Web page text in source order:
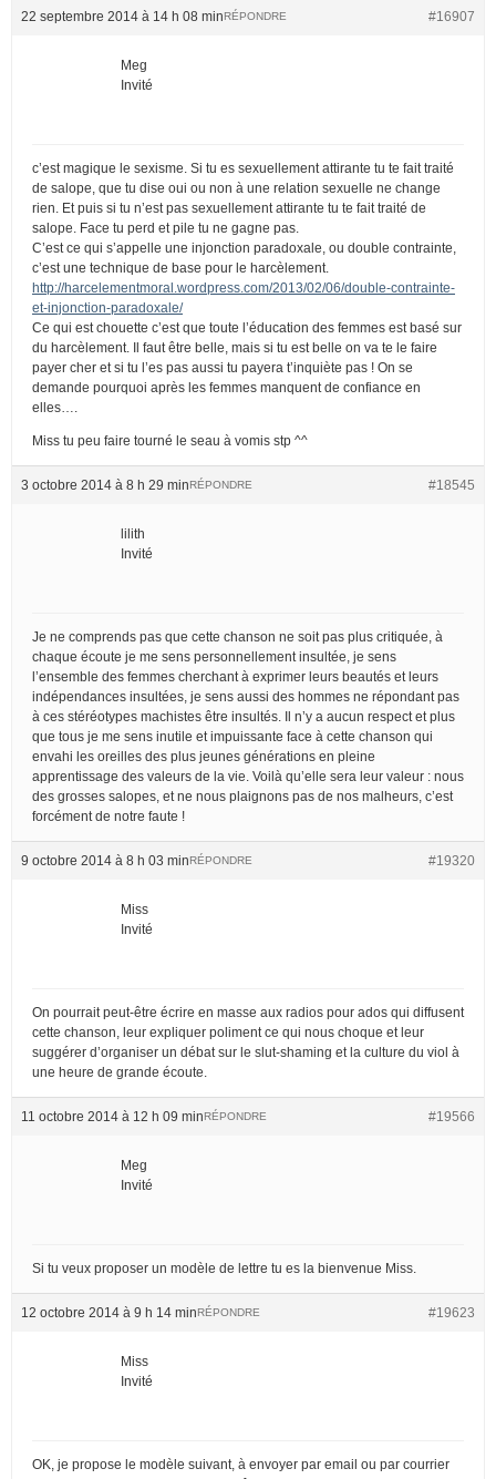
22 septembre 2014 à 14 h 08 min #16907
RÉPONDRE
Meg
Invité
c’est magique le sexisme. Si tu es sexuellement attirante tu te fait traité
de salope, que tu dise oui ou non à une relation sexuelle ne change
rien. Et puis si tu n’est pas sexuellement attirante tu te fait traité de
salope. Face tu perd et pile tu ne gagne pas.
C’est ce qui s’appelle une injonction paradoxale, ou double contrainte,
c’est une technique de base pour le harcèlement.
http://harcelementmoral.wordpress.com/2013/02/06/double-contrainte-
et-injonction-paradoxale/
Ce qui est chouette c’est que toute l’éducation des femmes est basé sur
du harcèlement. Il faut être belle, mais si tu est belle on va te le faire
payer cher et si tu l’es pas aussi tu payera t’inquiète pas ! On se
demande pourquoi après les femmes manquent de confiance en
elles….
Miss tu peu faire tourné le seau à vomis stp ^^
3 octobre 2014 à 8 h 29 min #18545
RÉPONDRE
lilith
Invité
Je ne comprends pas que cette chanson ne soit pas plus critiquée, à
chaque écoute je me sens personnellement insultée, je sens
l’ensemble des femmes cherchant à exprimer leurs beautés et leurs
indépendances insultées, je sens aussi des hommes ne répondant pas
à ces stéréotypes machistes être insultés. Il n’y a aucun respect et plus
que tous je me sens inutile et impuissante face à cette chanson qui
envahi les oreilles des plus jeunes générations en pleine
apprentissage des valeurs de la vie. Voilà qu’elle sera leur valeur : nous
des grosses salopes, et ne nous plaignons pas de nos malheurs, c’est
forcément de notre faute !
9 octobre 2014 à 8 h 03 min #19320
RÉPONDRE
Miss
Invité
On pourrait peut-être écrire en masse aux radios pour ados qui diffusent
cette chanson, leur expliquer poliment ce qui nous choque et leur
suggérer d’organiser un débat sur le slut-shaming et la culture du viol à
une heure de grande écoute.
11 octobre 2014 à 12 h 09 min #19566
RÉPONDRE
Meg
Invité
Si tu veux proposer un modèle de lettre tu es la bienvenue Miss.
12 octobre 2014 à 9 h 14 min #19623
RÉPONDRE
Miss
Invité
OK, je propose le modèle suivant, à envoyer par email ou par courrier